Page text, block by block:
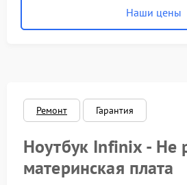
Наши цены
Ремонт Гарантия
Ноутбук Infinix - Не
материнская плата